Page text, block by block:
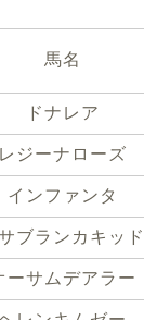
馬名
ドナレア
レジーナローズ
インファンタ
ブランカキッド
ーサムデアラー